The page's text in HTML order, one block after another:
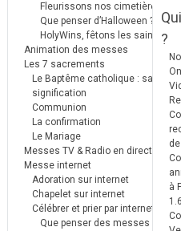
Fleurissons nos cimetières
Que penser d’Halloween ?
HolyWins, fêtons les saints !
Animation des messes
Les 7 sacrements
Le Baptême catholique : sa
signification
Communion
La confirmation
Le Mariage
Messes TV & Radio en direct
Messe internet
Adoration sur internet
Chapelet sur internet
Célébrer et prier par internet
Que penser des messes
?
à